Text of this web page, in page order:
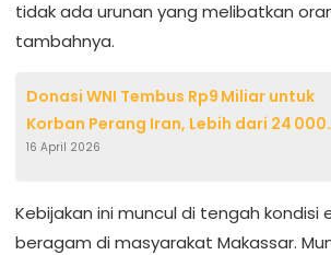
tidak ada urunan yang melibatkan
tambahnya.
Donasi WNI Tembus Rp9 Miliar untuk
Korban Perang Iran, Lebih dari 24 000
Dermawan Bergabung
16 April 2026
Kebijakan ini muncul di tengah kondisi
beragam di masyarakat Makassar.